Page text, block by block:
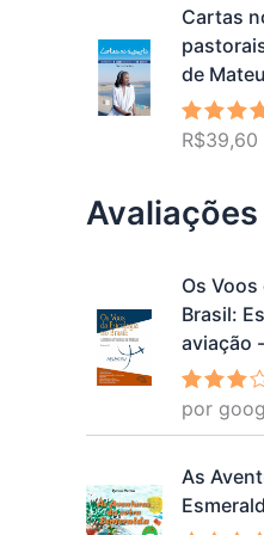
Cartas
de
R$39,60
Os
Brasil:
aviação
Avalia
ção 3
por
As